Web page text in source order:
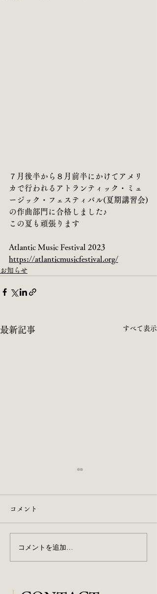
７月後半から８月前半にかけてアメリ
カで行われるアトランティック・ミュ
ージック・フェスティバル(夏期講習会)
の作曲部門に合格しました♪
この夏も頑張ります
Atlantic Music Festival 2023
https://atlanticmusicfestival.org/
お知らせ
最新記事 すべて表示
Instagramはじめました🔰
コメント
コメントを追加…